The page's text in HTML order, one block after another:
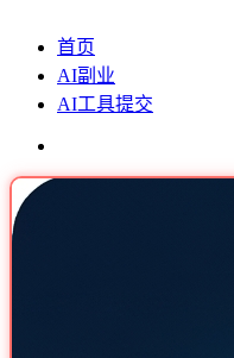
首页
AI副业
AI工具提交